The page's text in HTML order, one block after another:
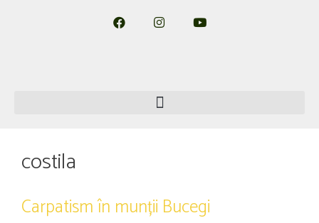
costila
Carpatism în munții Bucegi